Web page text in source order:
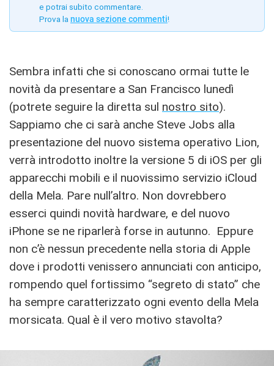
e potrai subito commentare.
Prova la nuova sezione commenti!
Sembra infatti che si conoscano ormai tutte le
novità da presentare a San Francisco lunedì
(potrete seguire la diretta sul nostro sito).
Sappiamo che ci sarà anche Steve Jobs alla
presentazione del nuovo sistema operativo Lion,
verrà introdotto inoltre la versione 5 di iOS per gli
apparecchi mobili e il nuovissimo servizio iCloud
della Mela. Pare null’altro. Non dovrebbero
esserci quindi novità hardware, e del nuovo
iPhone se ne riparlerà forse in autunno. Eppure
non c’è nessun precedente nella storia di Apple
dove i prodotti venissero annunciati con anticipo,
rompendo quel fortissimo “segreto di stato” che
ha sempre caratterizzato ogni evento della Mela
morsicata. Qual è il vero motivo stavolta?